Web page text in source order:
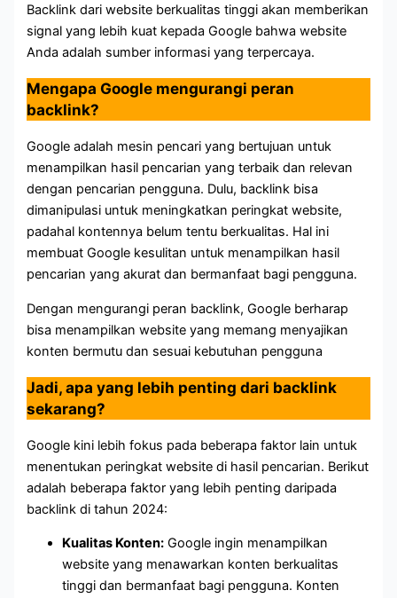
Backlink dari website berkualitas tinggi akan memberikan
signal yang lebih kuat kepada Google bahwa website
Anda adalah sumber informasi yang terpercaya.
Mengapa Google mengurangi peran
backlink?
Google adalah mesin pencari yang bertujuan untuk
menampilkan hasil pencarian yang terbaik dan relevan
dengan pencarian pengguna. Dulu, backlink bisa
dimanipulasi untuk meningkatkan peringkat website,
padahal kontennya belum tentu berkualitas. Hal ini
membuat Google kesulitan untuk menampilkan hasil
pencarian yang akurat dan bermanfaat bagi pengguna.
Dengan mengurangi peran backlink, Google berharap
bisa menampilkan website yang memang menyajikan
konten bermutu dan sesuai kebutuhan pengguna
Jadi, apa yang lebih penting dari backlink
sekarang?
Google kini lebih fokus pada beberapa faktor lain untuk
menentukan peringkat website di hasil pencarian. Berikut
adalah beberapa faktor yang lebih penting daripada
backlink di tahun 2024:
Kualitas Konten: Google ingin menampilkan
website yang menawarkan konten berkualitas
tinggi dan bermanfaat bagi pengguna. Konten